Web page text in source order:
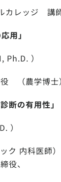
カレッジ 講
用」
）
（農学博士）
断の有用性」
）
ク 内科医師）
役、